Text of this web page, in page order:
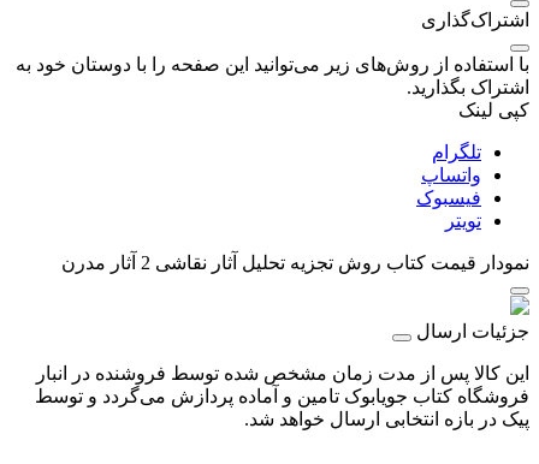
اشتراک‌گذاری
با استفاده از روش‌های زیر می‌توانید این صفحه را با دوستان خود به
اشتراک بگذارید.
کپی لینک
تلگرام
واتساپ
فیسبوک
تویتر
نمودار قیمت کتاب روش تجزیه تحلیل آثار نقاشی 2 آثار مدرن
جزئیات ارسال
این کالا پس از مدت زمان مشخص شده توسط فروشنده در انبار
فروشگاه کتاب جویابوک تامین و آماده پردازش می‌گردد و توسط
پیک در بازه انتخابی ارسال خواهد شد.